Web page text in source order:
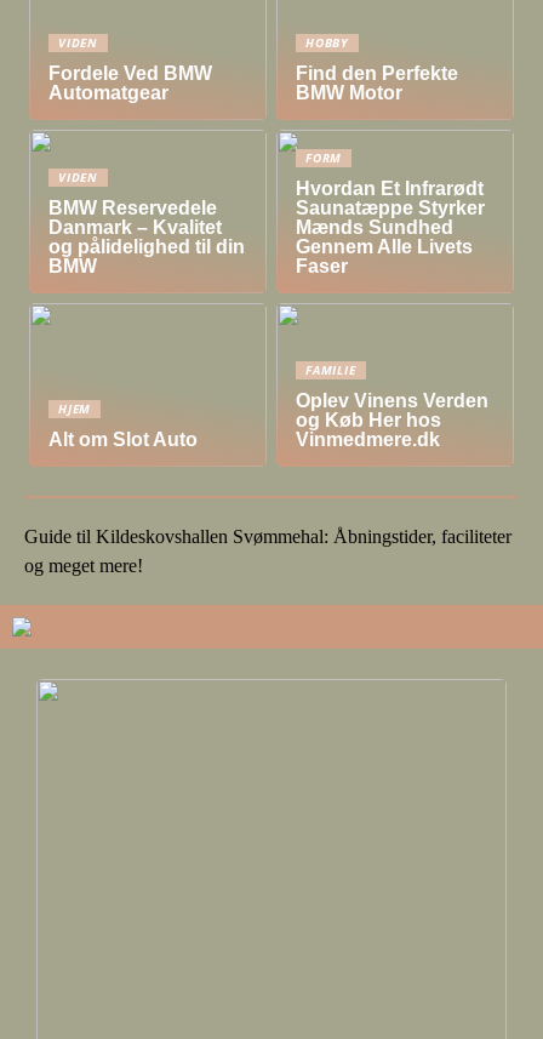
VIDEN
Fordele Ved BMW
Automatgear
HOBBY
Find den Perfekte
BMW Motor
VIDEN
BMW Reservedele
Danmark – Kvalitet
og pålidelighed til din
BMW
FORM
Hvordan Et Infrarødt
Saunatæppe Styrker
Mænds Sundhed
Gennem Alle Livets
Faser
HJEM
Alt om Slot Auto
FAMILIE
Oplev Vinens Verden
og Køb Her hos
Vinmedmere.dk
Guide til Kildeskovshallen Svømmehal: Åbningstider, faciliteter
og meget mere!